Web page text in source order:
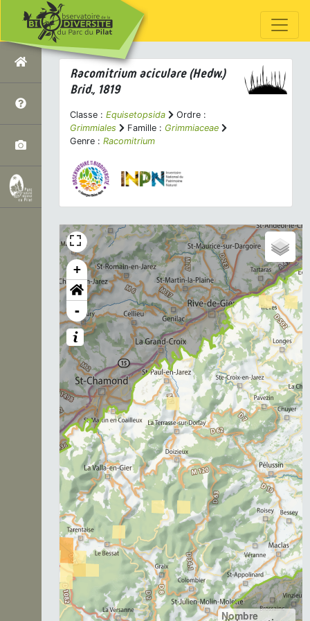
Racomitrium aciculare(Hedw.)
Brid., 1819
Classe : Equisetopsida
Ordre :
Grimmiales
Famille : Grimmiaceae
Genre : Racomitrium
+
-
Nombre